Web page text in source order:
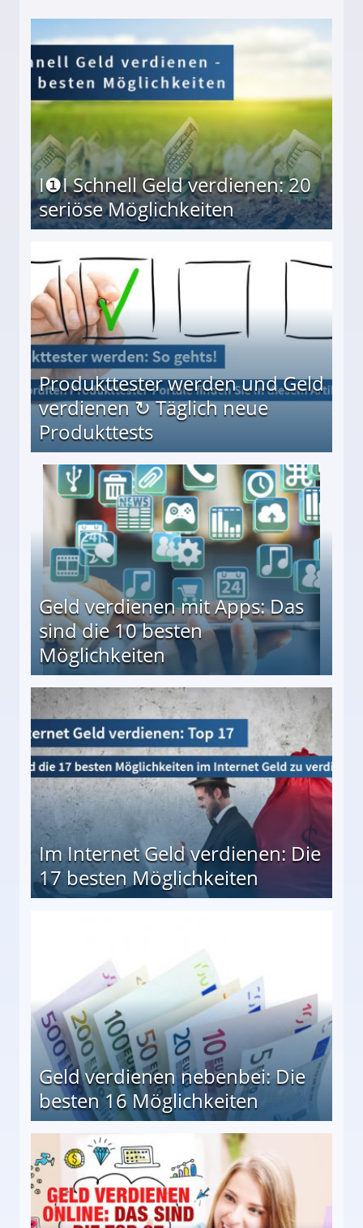
I❶I Schnell Geld verdienen: 20
seriöse Möglichkeiten
Produkttester werden und Geld
verdienen ↻ Täglich neue
Produkttests
↻ Täglich neue Produkttests
Geld verdienen mit Apps: Das
sind die 10 besten
Möglichkeiten
besten Möglichkeiten
Im Internet Geld verdienen: Die
17 besten Möglichkeiten
Geld verdienen nebenbei: Die
besten 16 Möglichkeiten